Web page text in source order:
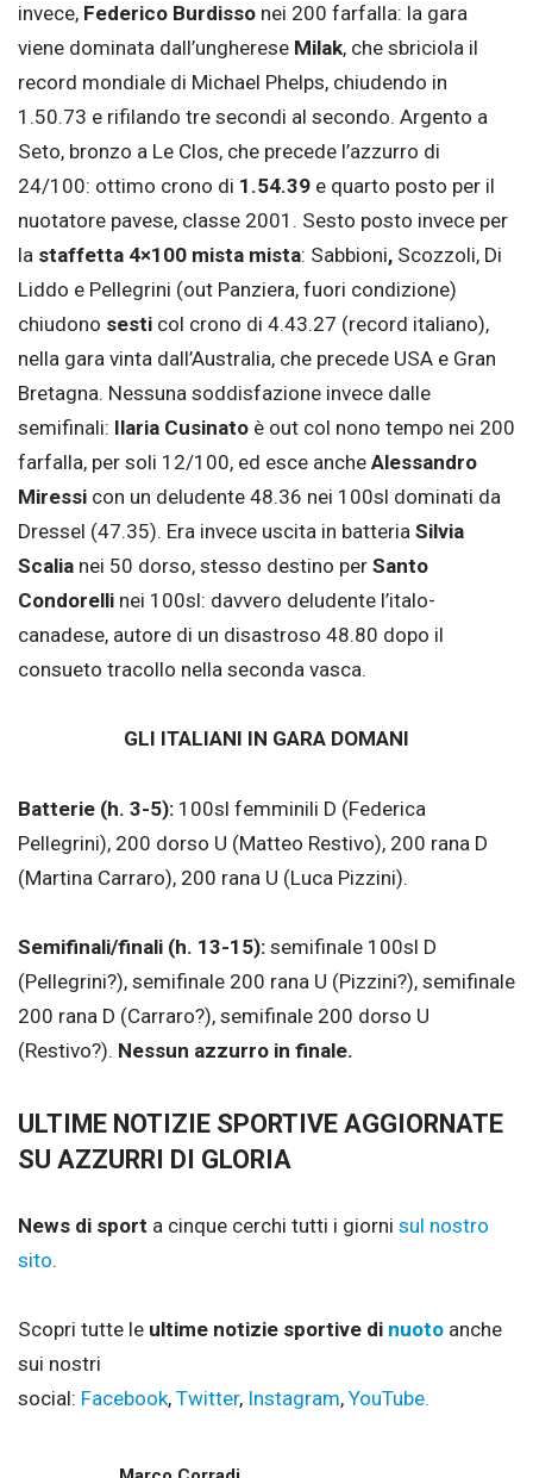
invece, Federico Burdisso nei 200 farfalla: la gara
viene dominata dall’ungherese Milak, che sbriciola il
record mondiale di Michael Phelps, chiudendo in
1.50.73 e rifilando tre secondi al secondo. Argento a
Seto, bronzo a Le Clos, che precede l’azzurro di
24/100: ottimo crono di 1.54.39 e quarto posto per il
nuotatore pavese, classe 2001. Sesto posto invece per
la staffetta 4×100 mista mista: Sabbioni, Scozzoli, Di
Liddo e Pellegrini (out Panziera, fuori condizione)
chiudono sesti col crono di 4.43.27 (record italiano),
nella gara vinta dall’Australia, che precede USA e Gran
Bretagna. Nessuna soddisfazione invece dalle
semifinali: Ilaria Cusinato è out col nono tempo nei 200
farfalla, per soli 12/100, ed esce anche Alessandro
Miressi con un deludente 48.36 nei 100sl dominati da
Dressel (47.35). Era invece uscita in batteria Silvia
Scalia nei 50 dorso, stesso destino per Santo
Condorelli nei 100sl: davvero deludente l’italo-
canadese, autore di un disastroso 48.80 dopo il
consueto tracollo nella seconda vasca.
GLI ITALIANI IN GARA DOMANI
Batterie (h. 3-5): 100sl femminili D (Federica
Pellegrini), 200 dorso U (Matteo Restivo), 200 rana D
(Martina Carraro), 200 rana U (Luca Pizzini).
Semifinali/finali (h. 13-15): semifinale 100sl D
(Pellegrini?), semifinale 200 rana U (Pizzini?), semifinale
200 rana D (Carraro?), semifinale 200 dorso U
(Restivo?). Nessun azzurro in finale.
ULTIME NOTIZIE SPORTIVE AGGIORNATE
SU AZZURRI DI GLORIA
News di sport a cinque cerchi tutti i giorni sul nostro
sito.
Scopri tutte le ultime notizie sportive di nuoto anche
sui nostri
social: Facebook, Twitter, Instagram, YouTube.